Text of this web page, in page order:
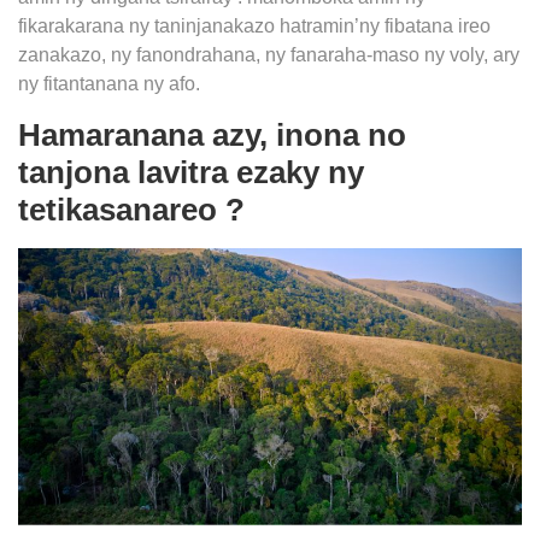
fikarakarana ny taninjanakazo hatramin’ny fibatana ireo
zanakazo, ny fanondrahana, ny fanaraha-maso ny voly, ary
ny fitantanana ny afo.
Hamaranana azy, inona no
tanjona lavitra ezaky ny
tetikasanareo ?